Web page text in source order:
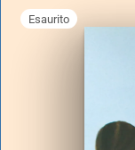
Esaurito